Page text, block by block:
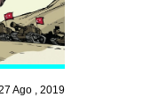
Ago , 2019